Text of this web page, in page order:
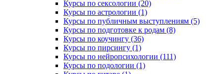
Курсы по сексологии (20)
Курсы по астрологии (1)
Курсы по публичным выступлениям (5)
Курсы по подготовке к родам (8)
Курсы по коучингу (36)
Курсы по пирсингу (1)
Курсы по нейропсихологии (111)
Курсы по подологии (1)